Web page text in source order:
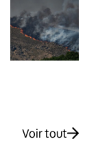
Voir tout